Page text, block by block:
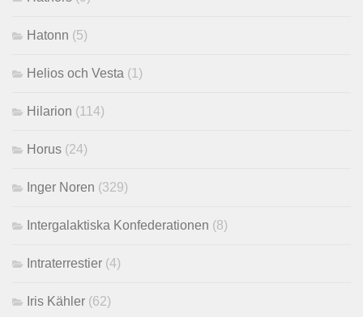
Hatonn (5)
Helios och Vesta (1)
Hilarion (114)
Horus (24)
Inger Noren (329)
Intergalaktiska Konfederationen (8)
Intraterrestier (4)
Iris Kähler (62)